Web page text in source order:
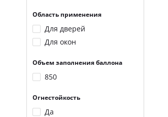
Область применения
Для дверей
Для окон
Объем заполнения баллона
850
Огнестойкость
Да